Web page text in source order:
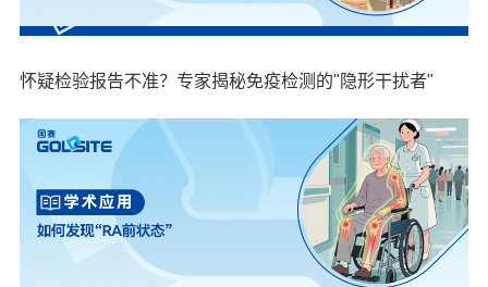
怀疑检验报告不准？专家揭秘免疫检测的"隐形干扰者"